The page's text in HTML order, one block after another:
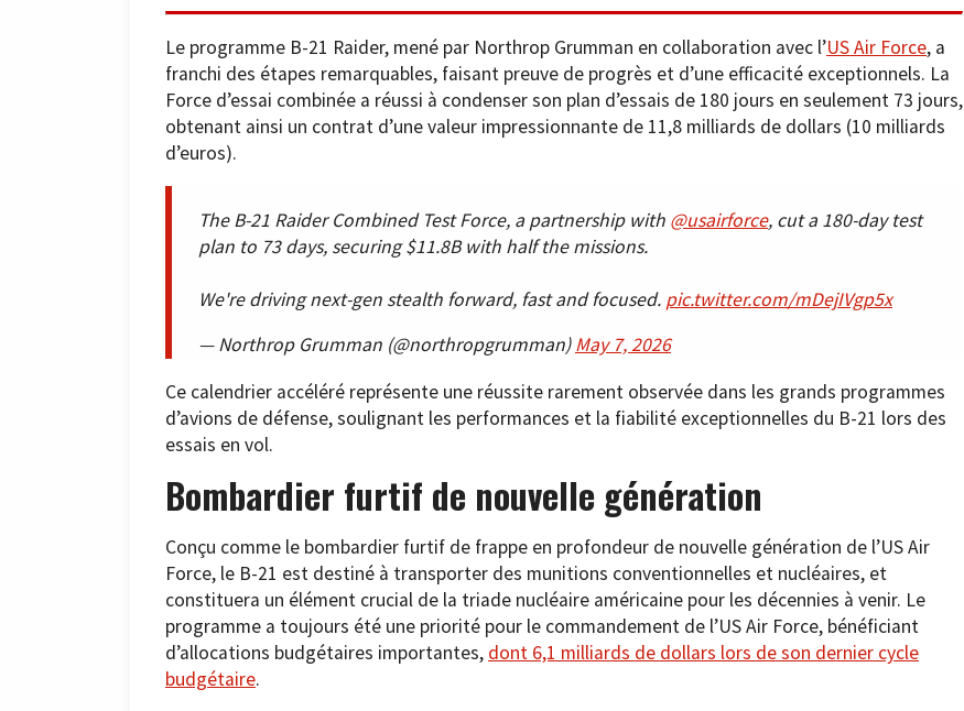
Le programme B-21 Raider, mené par Northrop Grumman en collaboration avec l’US Air Force, a
franchi des étapes remarquables, faisant preuve de progrès et d’une efficacité exceptionnels. La
Force d’essai combinée a réussi à condenser son plan d’essais de 180 jours en seulement 73 jours,
obtenant ainsi un contrat d’une valeur impressionnante de 11,8 milliards de dollars (10 milliards
d’euros).
The B-21 Raider Combined Test Force, a partnership with @usairforce, cut a 180-day test
plan to 73 days, securing $11.8B with half the missions.
We're driving next-gen stealth forward, fast and focused. pic.twitter.com/mDejIVgp5x
— Northrop Grumman (@northropgrumman)May 7, 2026
Ce calendrier accéléré représente une réussite rarement observée dans les grands programmes
d’avions de défense, soulignant les performances et la fiabilité exceptionnelles du B-21 lors des
essais en vol.
Bombardier furtif de nouvelle génération
Conçu comme le bombardier furtif de frappe en profondeur de nouvelle génération de l’US Air
Force, le B-21 est destiné à transporter des munitions conventionnelles et nucléaires, et
constituera un élément crucial de la triade nucléaire américaine pour les décennies à venir. Le
programme a toujours été une priorité pour le commandement de l’US Air Force, bénéficiant
d’allocations budgétaires importantes, dont 6,1 milliards de dollars lors de son dernier cycle
budgétaire.